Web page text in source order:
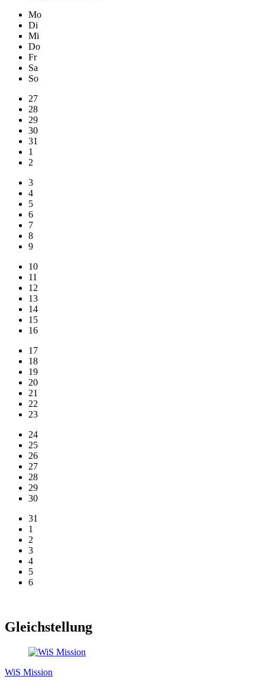
Mo
Di
Mi
Do
Fr
Sa
So
27
28
29
30
31
1
2
3
4
5
6
7
8
9
10
11
12
13
14
15
16
17
18
19
20
21
22
23
24
25
26
27
28
29
30
31
1
2
3
4
5
6
Gleichstellung
WiS Mission